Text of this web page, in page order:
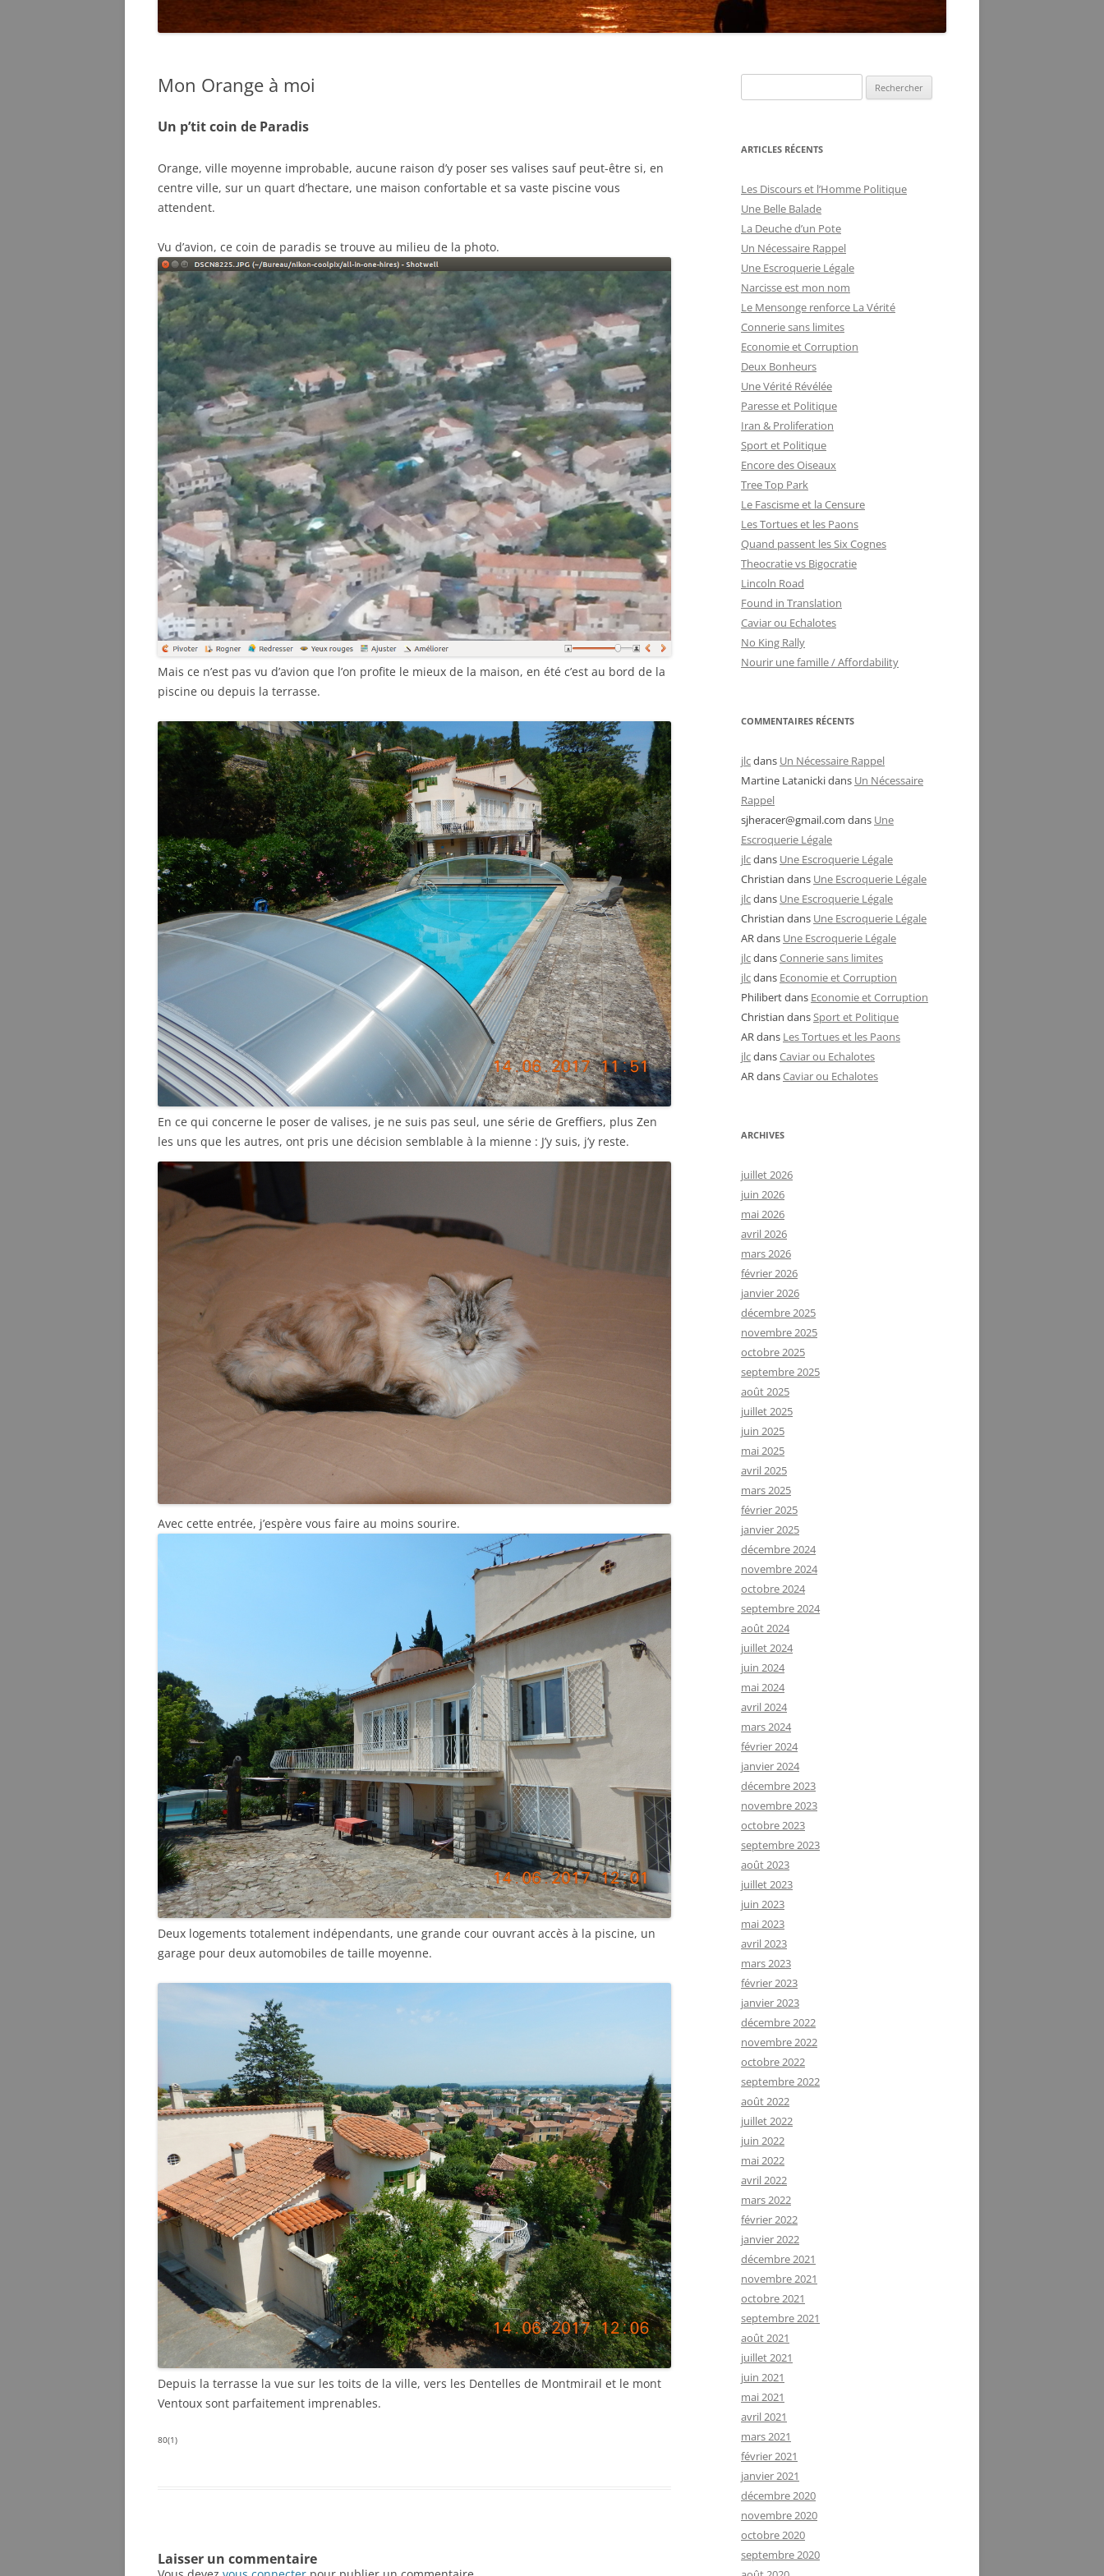
DE LA FRILOSITÉ
Mon Orange à moi
Un p’tit coin de Paradis
Orange, ville moyenne improbable, aucune raison d’y poser ses valises sauf peut-être si, en
centre ville, sur un quart d’hectare, une maison confortable et sa vaste piscine vous
attendent.
Vu d’avion, ce coin de paradis se trouve au milieu de la photo.
Mais ce n’est pas vu d’avion que l’on profite le mieux de la maison, en été c’est au bord de la
piscine ou depuis la terrasse.
En ce qui concerne le poser de valises, je ne suis pas seul, une série de Greffiers, plus Zen
les uns que les autres, ont pris une décision semblable à la mienne : J’y suis, j’y reste.
Avec cette entrée, j’espère vous faire au moins sourire.
Deux logements totalement indépendants, une grande cour ouvrant accès à la piscine, un
garage pour deux automobiles de taille moyenne.
Depuis la terrasse la vue sur les toits de la ville, vers les Dentelles de Montmirail et le mont
Ventoux sont parfaitement imprenables.
80(1)
Laisser un commentaire
e
h
r
c
h
e
r
:
ARTICLES RÉCENTS
Les Discours et l’Homme Politique
Une Belle Balade
La Deuche d’un Pote
Un Nécessaire Rappel
Une Escroquerie Légale
Narcisse est mon nom
Le Mensonge renforce La Vérité
Connerie sans limites
Economie et Corruption
Deux Bonheurs
Une Vérité Révélée
Paresse et Politique
Iran & Proliferation
Sport et Politique
Encore des Oiseaux
Tree Top Park
Le Fascisme et la Censure
Les Tortues et les Paons
Quand passent les Six Cognes
Theocratie vs Bigocratie
Lincoln Road
Found in Translation
Caviar ou Echalotes
No King Rally
Nourir une famille / Affordability
COMMENTAIRES RÉCENTS
jlcdans Un Nécessaire Rappel
Martine Latanickidans Un Nécessaire
Rappel
sjheracer@gmail.com dans Une
Escroquerie Légale
jlcdans Une Escroquerie Légale
Christian dans Une Escroquerie Légale
jlcdans Une Escroquerie Légale
Christian dans Une Escroquerie Légale
ARdans Une Escroquerie Légale
jlcdansConnerie sans limites
jlcdans Economie et Corruption
Philibertdans Economie et Corruption
Christian dansSport et Politique
ARdans Les Tortues et les Paons
jlcdansCaviar ou Echalotes
ARdansCaviar ou Echalotes
ARCHIVES
juillet 2026
juin 2026
mai 2026
avril 2026
mars 2026
février 2026
janvier 2026
décembre 2025
novembre 2025
octobre 2025
septembre 2025
août 2025
juillet 2025
juin 2025
mai 2025
avril 2025
mars 2025
février 2025
janvier 2025
décembre 2024
novembre 2024
octobre 2024
septembre 2024
août 2024
juillet 2024
juin 2024
mai 2024
avril 2024
mars 2024
février 2024
janvier 2024
décembre 2023
novembre 2023
octobre 2023
septembre 2023
août 2023
juillet 2023
juin 2023
mai 2023
avril 2023
mars 2023
février 2023
janvier 2023
décembre 2022
novembre 2022
octobre 2022
septembre 2022
août 2022
juillet 2022
juin 2022
mai 2022
avril 2022
mars 2022
février 2022
janvier 2022
décembre 2021
novembre 2021
octobre 2021
septembre 2021
août 2021
juillet 2021
juin 2021
mai 2021
avril 2021
mars 2021
février 2021
janvier 2021
décembre 2020
novembre 2020
octobre 2020
septembre 2020